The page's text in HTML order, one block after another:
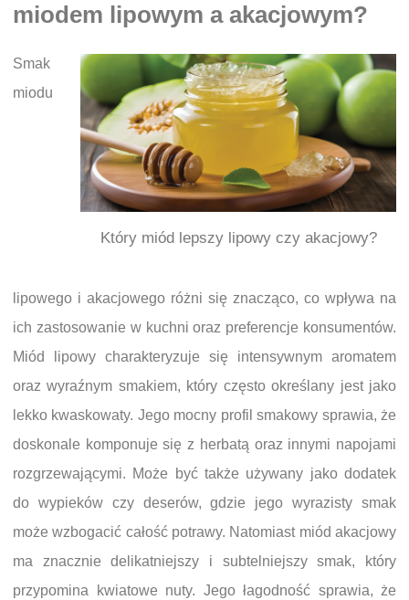
miodem lipowym a akacjowym?
Który miód lepszy lipowy czy akacjowy?
Smak
miodu
lipowego i akacjowego różni się znacząco, co wpływa na
ich zastosowanie w kuchni oraz preferencje konsumentów.
Miód lipowy charakteryzuje się intensywnym aromatem
oraz wyraźnym smakiem, który często określany jest jako
lekko kwaskowaty. Jego mocny profil smakowy sprawia, że
doskonale komponuje się z herbatą oraz innymi napojami
rozgrzewającymi. Może być także używany jako dodatek
do wypieków czy deserów, gdzie jego wyrazisty smak
może wzbogacić całość potrawy. Natomiast miód akacjowy
ma znacznie delikatniejszy i subtelniejszy smak, który
przypomina kwiatowe nuty. Jego łagodność sprawia, że